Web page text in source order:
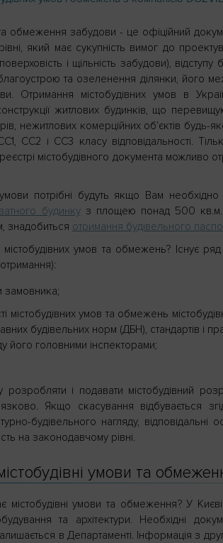
обмеження забудови - це офіційний
який має сукупність вимог до
і щільність забудови), відступу
та озеленення ділянки, його
Отримання містобудівних умов в
житлових будинків, що
нежитлових комерційних об'єктів будь-
СС2 і СС3 класу відповідальності.
містобудівного документа можливо
умови потрібні будуть якщо Вам необхідно
будинкуз площею понад 500 кв.м.
знадобиться отримання будівельного
умов та обмежень? Існує
замовника;
містобудівних умов та обмежень
будівельних норм (ДБН), стандартів і
його головними інспекторами;
розробляти і подавати містобудівний
Якщо скасування відбувається
будівельного нагляду,
на законодавчому рівні.
умови та
містобудівні умови та обмеження? У
та архітектури. Необхідні
в Департаменті. Інформація з